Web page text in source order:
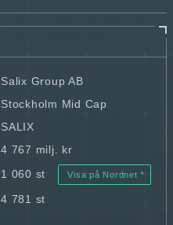
Salix Group AB
Stockholm Mid Cap
SALIX
4 767 milj. kr
1 060 st Visa på Nordnet
4 781 st